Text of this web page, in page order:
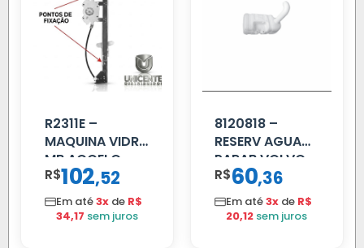
R2311E –
MAQUINA VIDRO
MB ACCELO
2002 ATE 2011
S/MOTOR LE
R$102,52
Em até3x de R$
34,17 sem juros
8120818 –
RESERV AGUA
PARAB VOLVO
EDC
R$60,36
Em até3x de R$
20,12 sem juros